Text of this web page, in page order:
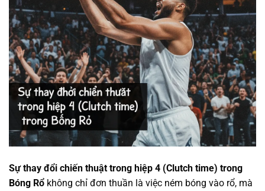
Sự thay đổi chiến thuật trong hiệp 4 (Clutch time) trong
Bóng Rổ không chỉ đơn thuần là việc ném bóng vào rổ, mà